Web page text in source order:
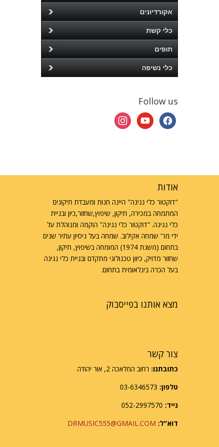
אקורדיונים
כלי קשת
תופים
כלי נשיפה
Follow us
facebook
youtube
instagram
אודות
"דוקטור כלי נגינה" היינה חנות ומעבדת תיקונים
המתמחה במכירה, תיקון, שיפוץ,שחזור,כיון ובניית
כלי נגינה. "דוקטור כלי נגינה" הוקמה ומנוהלת על
ידי מר' שמחה אקילוב. שמחה בעל ניסיון עתיר שנים
בתחום (משנת 1974) המומחה בשיפוץ, תיקון,
שחזור מדויק, כיוון טכנולוגי מתקדם ובניית כלי נגינה
בעל הכרה בינלאומית בתחום.
מצא אותנו בפייסבוק
צור קשר
כתובתנו: רחוב המלאכה 2, אור יהודה
טלפון:
נייד:
דוא"ל: DRMUSIC555@GMAIL.COM